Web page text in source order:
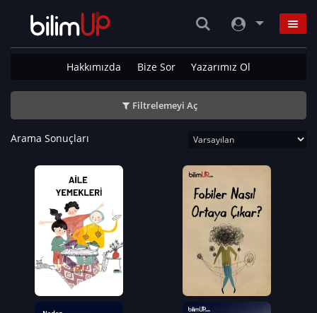
Hakkımızda Bize Sor Yazarımız Ol
Filtrelemeyi Aç
Arama Sonuçları